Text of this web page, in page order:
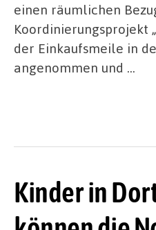
einen räumlichen
Koordinierungsprojekt
der Einkaufsmeile in
angenommen und …
Kinder in